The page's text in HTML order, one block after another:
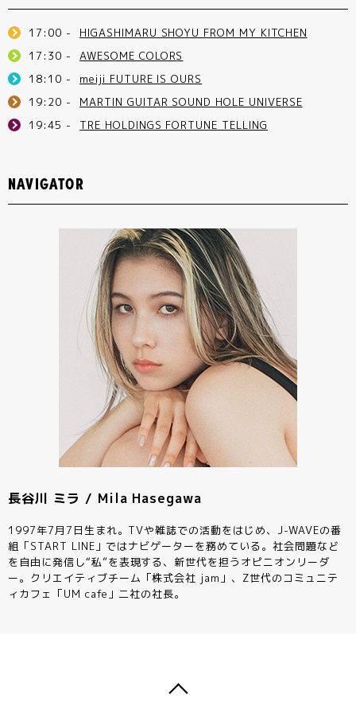
17:00 -
HIGASHIMARU SHOYU FROM MY KITCHEN
17:30 -
AWESOME COLORS
18:10 -
meiji FUTURE IS OURS
19:20 -
MARTIN GUITAR SOUND HOLE UNIVERSE
19:45 -
TRE HOLDINGS FORTUNE TELLING
NAVIGATOR
長谷川 ミラ / Mila Hasegawa
1997年7月7日生まれ。TVや雑誌での活動をはじめ、J-WAVEの番
組「START LINE」ではナビゲーターを務めている。社会問題など
を自由に発信し“私”を表現する、新世代を担うオピニオンリーダ
ー。クリエイティブチーム「株式会社 jam」、Z世代のコミュニテ
ィカフェ「UM cafe」二社の社長。